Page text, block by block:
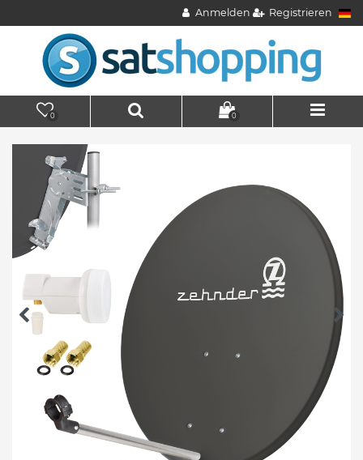
Anmelden Registrieren
0 0